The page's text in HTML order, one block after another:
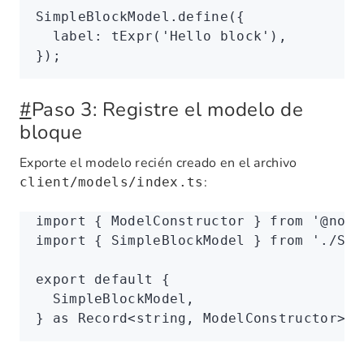
SimpleBlockModel .define ({
  label
: tExpr ( 'Hello block' ) ,
});
#Paso 3: Registre el modelo de
bloque
Exporte el modelo recién creado en el archivo
client/models/index.ts :
import { ModelConstructor } from
import { SimpleBlockModel } from './
export default
{
  SimpleBlockModel
,
} as Record<string , ModelConstructor>;